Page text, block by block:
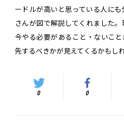
ードルが高いと思っている人に
さんが図で解説してくれました。
今やる必要があること・ないこ
先するべきかが見えてくるかもし
0 0